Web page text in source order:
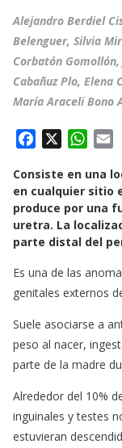
Alejandro Berdiel
Belenguer, Silvia
Corbatón
Cabañuz Plo, Elena
María Araceli Bono
c
e
b
o
k
W
a
t
s
A
p
a
l
Consiste en una
en cualquier sitio
produce por una
uretra. La
parte distal del
Es una de las
genitales externos
Suele asociarse a
peso al nacer,
parte de la madre
Alrededor del 10%
inguinales y testes
estuvieran